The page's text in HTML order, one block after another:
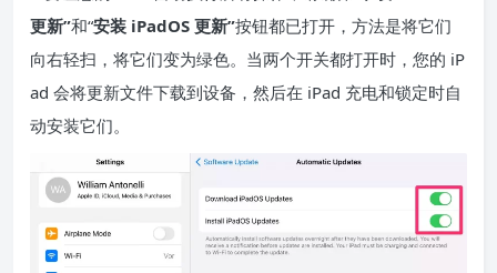
更新”和“安装 iPadOS 更新”按钮都已打开，方法是将它们
向右轻扫，将它们变为绿色。当两个开关都打开时，您的 iP
ad 会将更新文件下载到设备，然后在 iPad 充电和锁定时自
动安装它们。